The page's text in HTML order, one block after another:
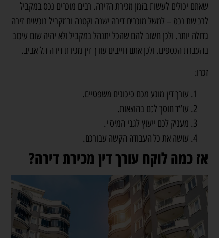
שאתם יכולים לעשות בזמן מכירת הדירה. רבים מוכרים נכס במקביל
לרכישת נכס – למשל מוכרים דירה ישנה וקטנה ובמקביל רוכשים דירה
גדולה יותר. ולכן חשוב להם שהכל יתנהל במקביל ולא יהיה שום עיכוב
בהעברת הכספים. ולכן אתם חייבים עורך דין מכירת דירה תל אביב.
זכרו:
עורך דין מונע מכם סיכונים משפטיים.
עו“ד חוסך לכם בהוצאות.
מעניק לכם ייעוץ לגבי המיסוי.
עושה את כל העבודה הקשה עבורכם.
אז כמה לוקח עורך דין מכירת דירה?